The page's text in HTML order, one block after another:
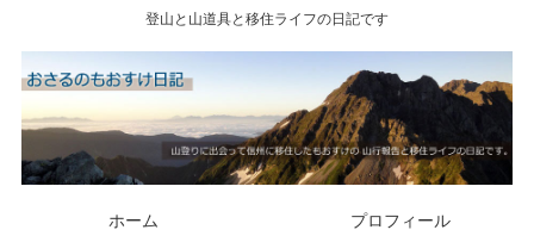
登山と山道具と移住ライフの日記です
ホーム プロフィール